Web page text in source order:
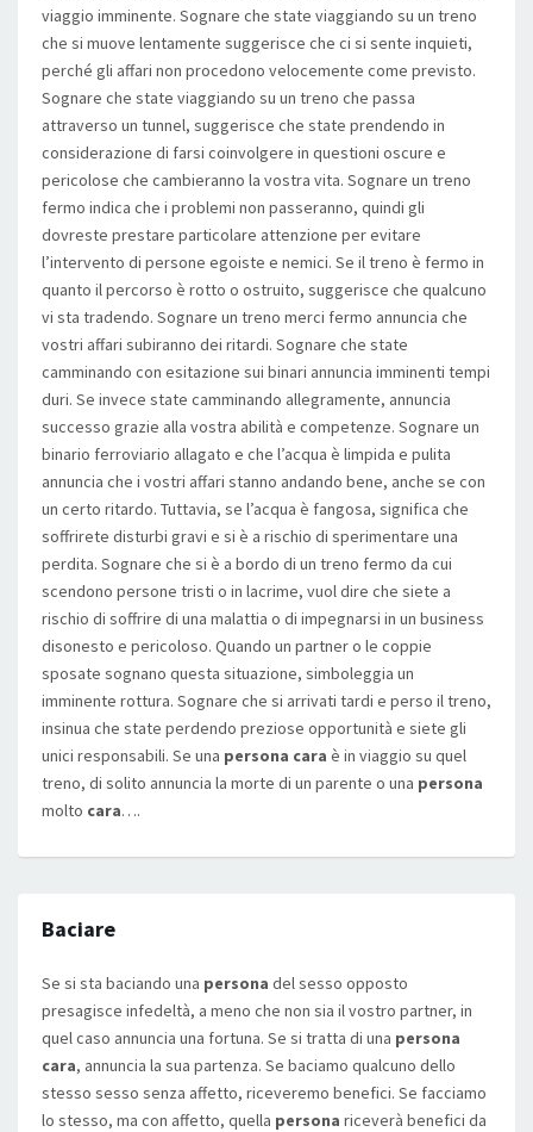
viaggio imminente. Sognare che state viaggiando su un treno
che si muove lentamente suggerisce che ci si sente inquieti,
perché gli affari non procedono velocemente come previsto.
Sognare che state viaggiando su un treno che passa
attraverso un tunnel, suggerisce che state prendendo in
considerazione di farsi coinvolgere in questioni oscure e
pericolose che cambieranno la vostra vita. Sognare un treno
fermo indica che i problemi non passeranno, quindi gli
dovreste prestare particolare attenzione per evitare
l’intervento di persone egoiste e nemici. Se il treno è fermo in
quanto il percorso è rotto o ostruito, suggerisce che qualcuno
vi sta tradendo. Sognare un treno merci fermo annuncia che
vostri affari subiranno dei ritardi. Sognare che state
camminando con esitazione sui binari annuncia imminenti tempi
duri. Se invece state camminando allegramente, annuncia
successo grazie alla vostra abilità e competenze. Sognare un
binario ferroviario allagato e che l’acqua è limpida e pulita
annuncia che i vostri affari stanno andando bene, anche se con
un certo ritardo. Tuttavia, se l’acqua è fangosa, significa che
soffrirete disturbi gravi e si è a rischio di sperimentare una
perdita. Sognare che si è a bordo di un treno fermo da cui
scendono persone tristi o in lacrime, vuol dire che siete a
rischio di soffrire di una malattia o di impegnarsi in un business
disonesto e pericoloso. Quando un partner o le coppie
sposate sognano questa situazione, simboleggia un
imminente rottura. Sognare che si arrivati tardi e perso il treno,
insinua che state perdendo preziose opportunità e siete gli
unici responsabili. Se una persona cara è in viaggio su quel
treno, di solito annuncia la morte di un parente o una persona
molto cara….
Baciare
Se si sta baciando una persona del sesso opposto
presagisce infedeltà, a meno che non sia il vostro partner, in
quel caso annuncia una fortuna. Se si tratta di una persona
cara, annuncia la sua partenza. Se baciamo qualcuno dello
stesso sesso senza affetto, riceveremo benefici. Se facciamo
lo stesso, ma con affetto, quella persona riceverà benefici da